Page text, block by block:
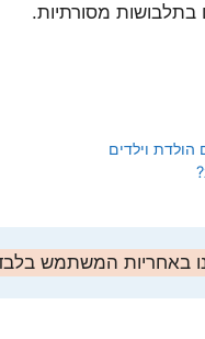
בתלבושות מסורתיות.
הולדת וילדים
באחריות המשתמש